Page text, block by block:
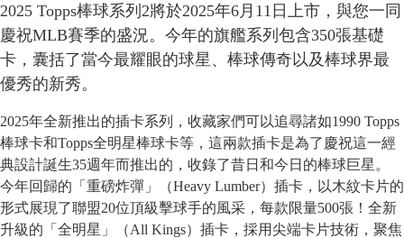
2025 Topps棒球系列2將於2025年6月11日上市，與您一同
慶祝MLB賽季的盛況。今年的旗艦系列包含350張基礎
卡，囊括了當今最耀眼的球星、棒球傳奇以及棒球界最
優秀的新秀。
2025年全新推出的插卡系列，收藏家們可以追尋諸如1990 Topps
棒球卡和Topps全明星棒球卡等，這兩款插卡是為了慶祝這一經
典設計誕生35週年而推出的，收錄了昔日和今日的棒球巨星。
今年回歸的「重磅炸彈」（Heavy Lumber）插卡，以木紋卡片的
形式展現了聯盟20位頂級擊球手的風采，每款限量500張！全新
升級的「全明星」（All Kings）插卡，採用尖端卡片技術，聚焦